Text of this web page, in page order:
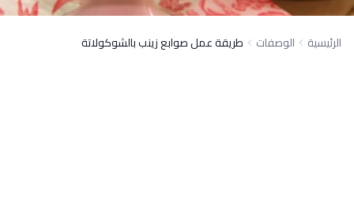
الرئيسية الوصفات طريقة عمل صوابع زينب بالشوكولاتة